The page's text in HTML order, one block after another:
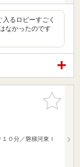
るロビーすごく
なかったのです
お気に入
りに追加
０分／磐梯河東Ｉ